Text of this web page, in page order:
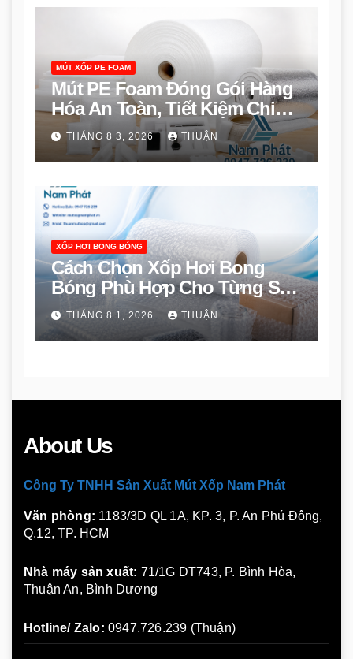
MÚT XỐP PE FOAM
Mút PE Foam Đóng Gói Hàng
Hóa An Toàn, Tiết Kiệm Chi
PhíTHÁNG 8 3, 2026 THUẬN
XỐP HƠI BONG BÓNG
Cách Chọn Xốp Hơi Bong
Bóng Phù Hợp Cho Từng Sản
Phẩm
THÁNG 8 1, 2026 THUẬN
About Us
Công Ty TNHH Sản Xuất Mút Xốp Nam Phát
Văn phòng: 1183/3D QL 1A, KP. 3, P. An Phú Đông,
Q.12, TP. HCM
Nhà máy sản xuất: 71/1G DT743, P. Bình Hòa,
Thuận An, Bình Dương
Hotline/ Zalo: 0947.726.239 (Thuận)